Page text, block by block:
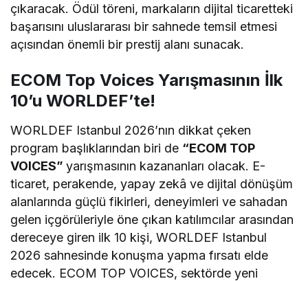
çıkaracak. Ödül töreni, markaların dijital ticaretteki
başarısını uluslararası bir sahnede temsil etmesi
açısından önemli bir prestij alanı sunacak.
ECOM Top Voices Yarışmasının İlk
10’u WORLDEF’te!
WORLDEF Istanbul 2026’nın dikkat çeken
program başlıklarından biri de “ECOM TOP
VOICES”yarışmasının kazananları olacak. E-
ticaret, perakende, yapay zekâ ve dijital dönüşüm
alanlarında güçlü fikirleri, deneyimleri ve sahadan
gelen içgörüleriyle öne çıkan katılımcılar arasından
dereceye giren ilk 10 kişi, WORLDEF Istanbul
2026 sahnesinde konuşma yapma fırsatı elde
edecek. ECOM TOP VOICES, sektörde yeni